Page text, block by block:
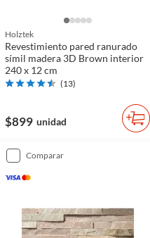
Holztek
Revestimiento pared ranurado
símil madera 3D Brown interior
240 x 12 cm
(13)
$899 unidad
comparar